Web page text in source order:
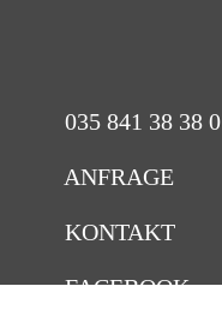
035 841 38 38 0
ANFRAGE
KONTAKT
FACEBOOK